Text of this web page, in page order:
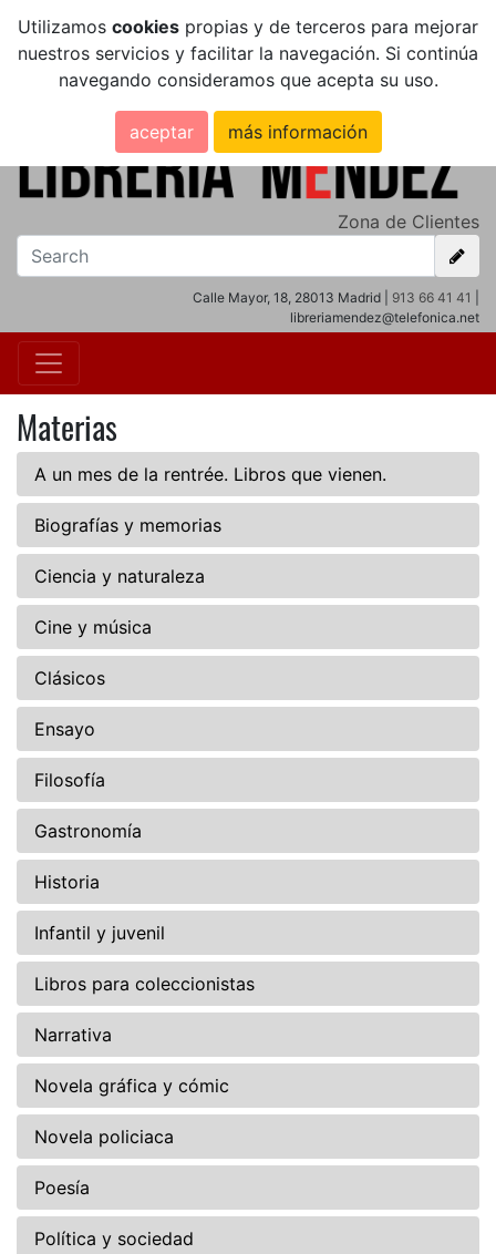
Utilizamos cookies propias y de terceros para mejorar
nuestros servicios y facilitar la navegación. Si continúa
navegando consideramos que acepta su uso.
aceptar más información
Zona de Clientes
Calle Mayor, 18, 28013 Madrid | 913 66 41 41
libreriamendez@telefonica.net
Materias
A un mes de la rentrée. Libros que vienen.
Biografías y memorias
Ciencia y naturaleza
Cine y música
Clásicos
Ensayo
Filosofía
Gastronomía
Historia
Infantil y juvenil
Libros para coleccionistas
Narrativa
Novela gráfica y cómic
Novela policiaca
Poesía
Política y sociedad